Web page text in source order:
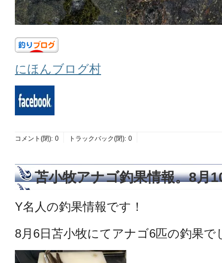
にほんブログ村
コメント(閉): 0 トラックバック(閉): 0
苫小牧アナゴ釣果情報。8月
Y名人の釣果情報です！
8月6日苫小牧にてアナゴ6匹の釣果で